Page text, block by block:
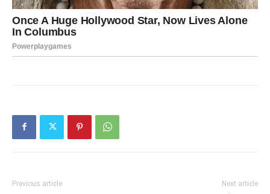
Previous article Next article